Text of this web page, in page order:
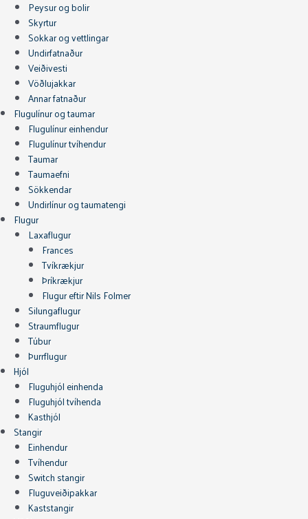
Peysur og bolir
Skyrtur
Sokkar og vettlingar
Undirfatnaður
Veiðivesti
Vöðlujakkar
Annar fatnaður
Flugulínur og taumar
Flugulínur einhendur
Flugulínur tvíhendur
Taumar
Taumaefni
Sökkendar
Undirlínur og taumatengi
Flugur
Laxaflugur
Frances
Tvíkrækjur
Þríkrækjur
Flugur eftir Nils Folmer
Silungaflugur
Straumflugur
Túbur
Þurrflugur
Hjól
Fluguhjól einhenda
Fluguhjól tvíhenda
Kasthjól
Stangir
Einhendur
Tvíhendur
Switch stangir
Fluguveiðipakkar
Kaststangir